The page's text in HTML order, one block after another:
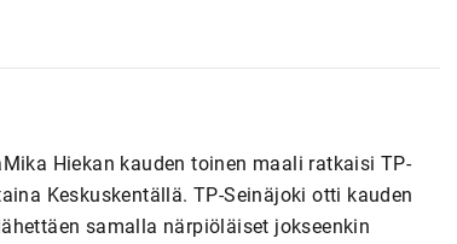
Hiekan kauden toinen maali ratkaisi TP-
Keskuskentällä. TP-Seinäjoki otti kauden
samalla närpiöläiset jokseenkin